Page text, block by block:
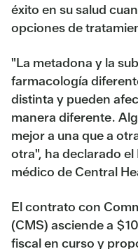
éxito en su salud
opciones de
"La metadona y la
farmacología
distinta y pueden
manera diferente.
mejor a una que a
otra", ha declarado
médico de Central
El contrato con
(CMS) asciende a
fiscal en curso y